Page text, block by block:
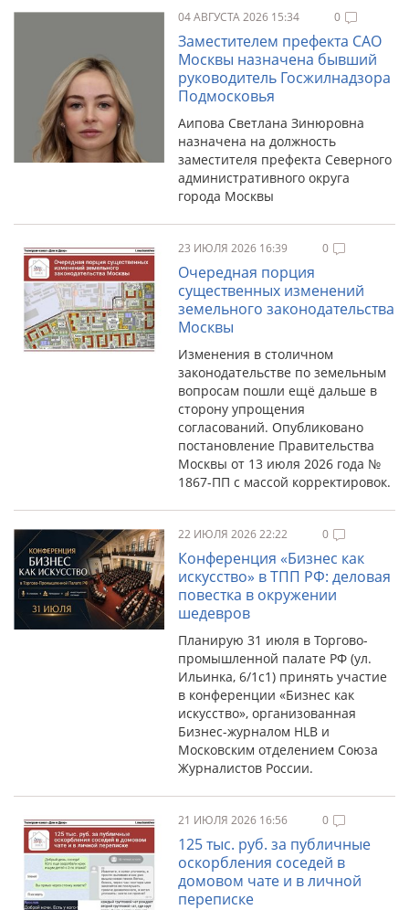
04 АВГУСТА 2026 15:34 0
Заместителем префекта САО
Москвы назначена бывший
руководитель Госжилнадзора
Подмосковья
Аипова Светлана Зинюровна
назначена на должность
заместителя префекта Северного
административного округа
города Москвы
23 ИЮЛЯ 2026 16:39 0
Очередная порция
существенных изменений
земельного законодательства
Москвы
Изменения в столичном
законодательстве по земельным
вопросам пошли ещё дальше в
сторону упрощения
согласований. Опубликовано
постановление Правительства
Москвы от 13 июля 2026 года №
1867-ПП с массой корректировок.
22 ИЮЛЯ 2026 22:22 0
Конференция «Бизнес как
искусство» в ТПП РФ: деловая
повестка в окружении
шедевров
Планирую 31 июля в Торгово-
промышленной палате РФ (ул.
Ильинка, 6/1с1) принять участие
в конференции «Бизнес как
искусство», организованная
Бизнес-журналом HLB и
Московским отделением Союза
Журналистов России.
21 ИЮЛЯ 2026 16:56 0
125 тыс. руб. за публичные
оскорбления соседей в
домовом чате и в личной
переписке